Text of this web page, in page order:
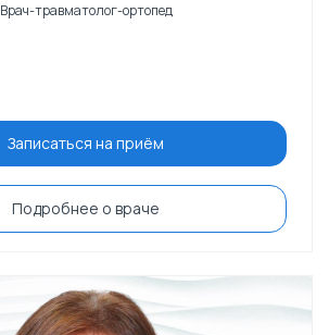
Врач-травматолог-ортопед
Записаться на приём
Подробнее о враче